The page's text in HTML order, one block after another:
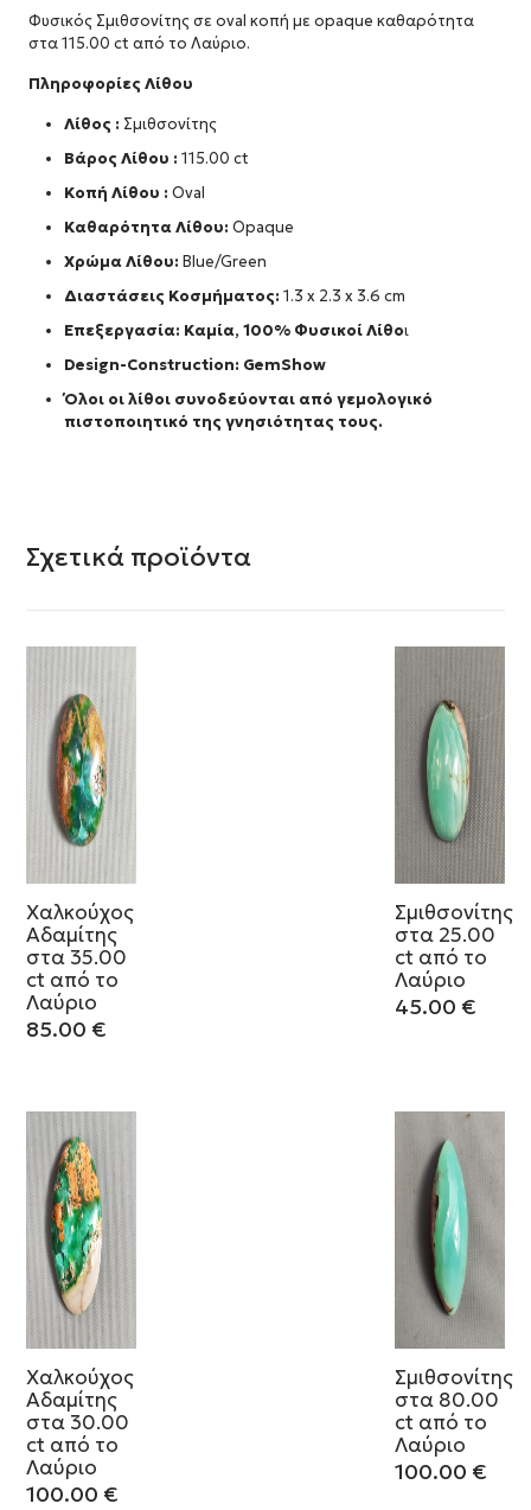
Φυσικός Σμιθσονίτης σε oval κοπή με opaque καθαρότητα
στα 115.00 ct από το Λαύριο.
Πληροφορίες Λίθου
Λίθος : Σμιθσονίτης
Βάρος Λίθου : 115.00 ct
Κοπή Λίθου :Oval
Καθαρότητα Λίθου: Opaque
Χρώμα Λίθου:Blue/Green
Διαστάσεις Κοσμήματος: 1.3 x 2.3 x 3.6 cm
Επεξεργασία: Καμία, 100% Φυσικοί Λίθοι
Design-Construction: GemShow
Όλοι οι λίθοι συνοδεύονται από γεμολογικό
πιστοποιητικό της γνησιότητας τους.
Σχετικά προϊόντα
Χαλκούχος
Αδαμίτης
στα 35.00
ct από το
Λαύριο
85.00 €
Σμιθσονίτης
στα 25.00
ct από το
Λαύριο
45.00 €
Χαλκούχος
Αδαμίτης
στα 30.00
ct από το
Λαύριο
100.00 €
Σμιθσονίτης
στα 80.00
ct από το
Λαύριο
100.00 €